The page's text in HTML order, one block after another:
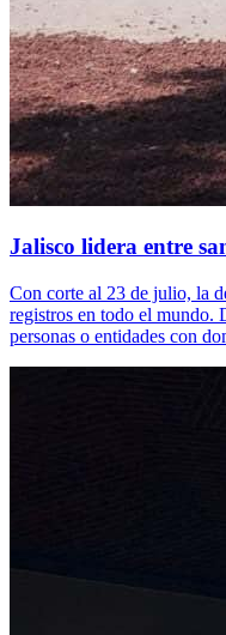
Jalisco lidera entre
Con corte al 23 de julio, la
registros en todo el mundo.
personas o entidades con